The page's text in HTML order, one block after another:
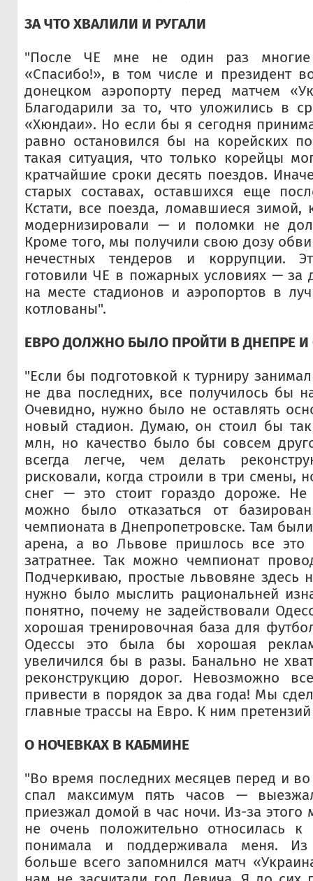
ЗА ЧТО ХВАЛИЛИ И РУГАЛИ
"После ЧЕ мне не один раз
«Спасибо!», в том числе и президент
донецком аэропорту перед матчем
Благодарили за то, что уложились в
«Хюндаи». Но если бы я сегодня
равно остановился бы на корейских
такая ситуация, что только корейцы
кратчайшие сроки десять поездов.
старых составах, оставшихся еще
Кстати, все поезда, ломавшиеся зимой,
модернизировали — и поломки не
Кроме того, мы получили свою дозу
нечестных тендеров и коррупции.
готовили ЧЕ в пожарных условиях — за
на месте стадионов и аэропортов в
котлованы".
ЕВРО ДОЛЖНО БЫЛО ПРОЙТИ В ДНЕПРЕ И
"Если бы подготовкой к турниру
не два последних, все получилось бы
Очевидно, нужно было не оставлять
новый стадион. Думаю, он стоил бы
млн, но качество было бы совсем
всегда легче, чем делать
рисковали, когда строили в три смены,
снег — это стоит гораздо дороже. Не
можно было отказаться от
чемпионата в Днепропетровске. Там
арена, а во Львове пришлось все
затратнее. Так можно чемпионат
Подчеркиваю, простые львовяне здесь
нужно было мыслить рациональней
понятно, почему не задействовали
хорошая тренировочная база для
Одессы это была бы хорошая
увеличился бы в разы. Банально не
реконструкцию дорог. Невозможно
привести в порядок за два года! Мы
главные трассы на Евро. К ним
О НОЧЕВКАХ В КАБМИНЕ
"Во время последних месяцев перед и
спал максимум пять часов —
приезжал домой в час ночи. Из-за этого
не очень положительно относилась
понимала и поддерживала меня. Из
больше всего запомнился матч